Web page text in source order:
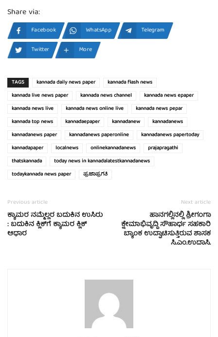
Share via:
Facebook WhatsApp
Telegram
Twitter
More
TAGS kannada daily news paper
kannada flash news
kannada live news paper
kannada news channel
kannada news epaper
kannada news live
kannada news online live
kannada news pepar
kannada top news
kannadaepaper kannadanew
kannadanews
kannadanews paper
kannadanews paperonline
kannadanews papertoday
kannadapaper
localnews onlinekannadanews
prajapragathi
thatskannada
today news in kannadalatestkannadanews
todaykannada news paper
ಪ್ರಜಾಪ್ರಗತಿ
Previous article
ಕ್ಯಾಮರ ನಮ್ಮೆಲ್ಲರ ಬದುಕಿನ ಉಸಿರು
: ಬದುಕಿನ ಕ್ಲಿಕ್‍ಗೆ ಕ್ಯಾಮರ ಕ್ಲಿಕ್
ಆಧಾರ
Next article
ಹಾನಗಲ್ಲಿನಲ್ಲಿ ಶ್ರೀಗಂಗಾ
ಕ್ಷೇಮಾಭಿವೃದ್ಧಿ ಸೌಹಾರ್ಧ ಸಹಕಾರಿ
ಬ್ಯಾಂಕ ಉದ್ಘಾಟಿಸುತ್ತಿರುವ ಶಾಸಕ
ಸಿ.ಎಂ.ಉದಾಸಿ.